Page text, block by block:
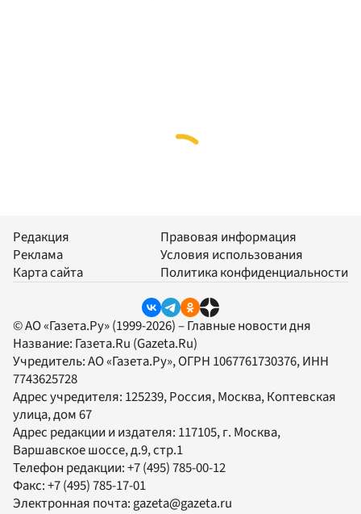
Редакция
Реклама
Карта сайта
Правовая информация
Условия использования
Политика конфиденциальности
© АО «Газета.Ру» (1999-2026) – Главные новости дня
Название: Газета.Ru (Gazeta.Ru)
Учредитель:АО «Газета.Ру», ОГРН 1067761730376, ИНН
7743625728
Адрес учредителя: 125239, Россия, Москва, Коптевская
улица, дом 67
Адрес редакции и издателя: 117105, г. Москва,
Варшавское шоссе, д.9, стр.1
Телефон редакции:+7 (495) 785-00-12
Факс:+7 (495) 785-17-01
Электронная почта:gazeta@gazeta.ru